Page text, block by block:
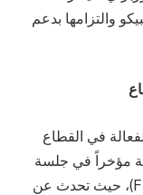
والتزامها بدعم
في القطاع
مؤخراً في جلسة
حوارية ضمن مبادرة مستقبل الاستثمار (FII)، حيث تحدث عن